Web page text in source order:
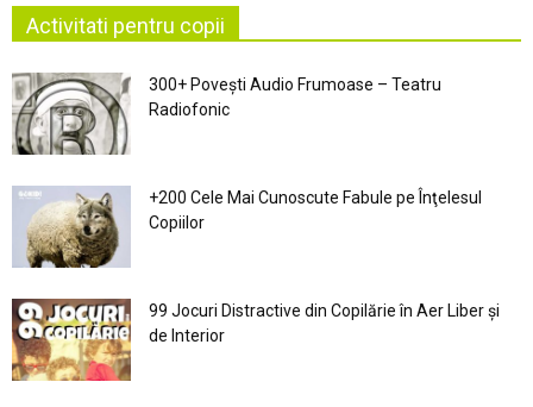
Activitati pentru copii
300+ Povești Audio Frumoase – Teatru
Radiofonic
+200 Cele Mai Cunoscute Fabule pe Înţelesul
Copiilor
99 Jocuri Distractive din Copilărie în Aer Liber şi
de Interior